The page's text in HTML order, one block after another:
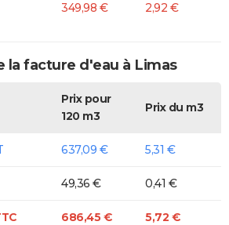
349,98 € 2,92 €
la facture d'eau à Limas
Prix pour
120 m3
Prix du m3
637,09 € 5,31 €
49,36 € 0,41 €
686,45 € 5,72 €